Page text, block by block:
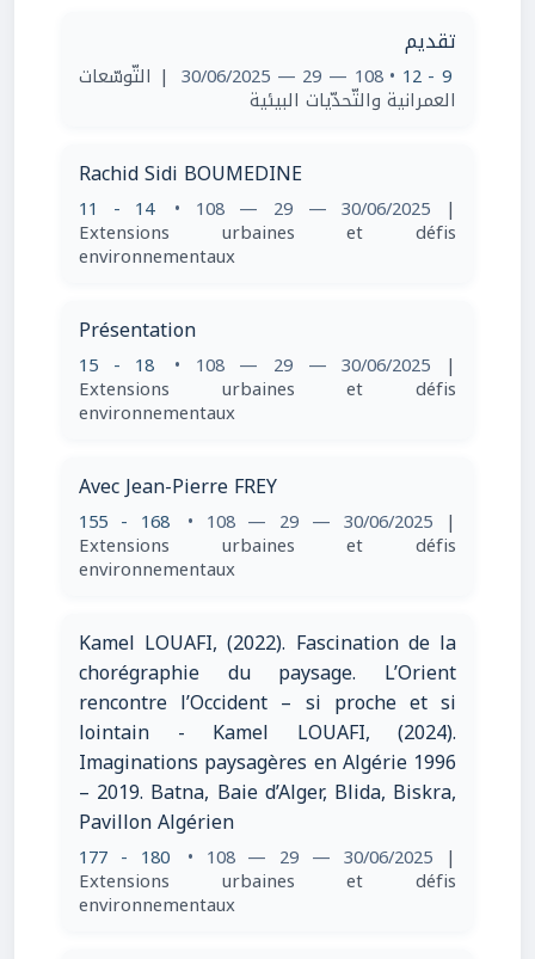
تقديم
9 - 12
• 108 — 29 — 30/06/2025 | التّوسّعات
العمرانية والتّحدّيات البيئية
Rachid Sidi BOUMEDINE
11 - 14 • 108 — 29 — 30/06/2025 |
Extensions urbaines et défis
environnementaux
Présentation
15 - 18 • 108 — 29 — 30/06/2025 |
Extensions urbaines et défis
environnementaux
Avec Jean-Pierre FREY
155 - 168 • 108 — 29 — 30/06/2025 |
Extensions urbaines et défis
environnementaux
Kamel LOUAFI, (2022). Fascination de la
chorégraphie du paysage. L’Orient
rencontre l’Occident – si proche et si
lointain - Kamel LOUAFI, (2024).
Imaginations paysagères en Algérie 1996
– 2019. Batna, Baie d’Alger, Blida, Biskra,
Pavillon Algérien
177 - 180 • 108 — 29 — 30/06/2025 |
Extensions urbaines et défis
environnementaux